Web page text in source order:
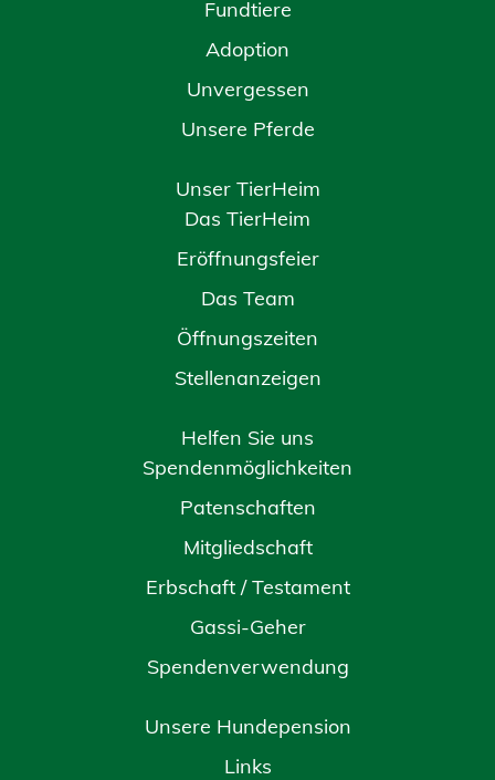
Fundtiere
Adoption
Unvergessen
Unsere Pferde
Unser TierHeim
Das TierHeim
Eröffnungsfeier
Das Team
Öffnungszeiten
Stellenanzeigen
Helfen Sie uns
Spendenmöglichkeiten
Patenschaften
Mitgliedschaft
Erbschaft / Testament
Gassi-Geher
Spendenverwendung
Unsere Hundepension
Links